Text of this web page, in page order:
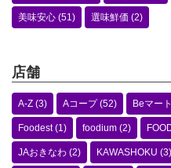
美味安心 (51) 選味鮮価 (2)
店舗
A-Z (3) Aコープ(52) Beマート
Foodest(1) foodium (2)
JAおきなわ (2) KAWASHOKU (3)